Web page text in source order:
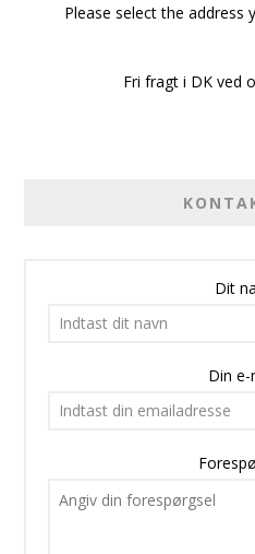
Please select the
Fri fragt i DK ved
Dit
Din e-